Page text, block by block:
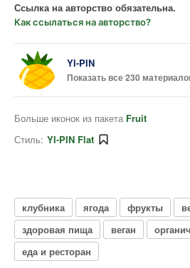
Ссылка на авторство обязательна.
Как ссылаться на авторство?
YI-PIN
Показать все 230
Больше иконок из пакета Fruit
Стиль: YI-PIN Flat
клубника ягода фрукты
здоровая пища
веган
еда и ресторан